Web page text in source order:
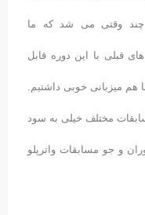
چند وقتی می شد که ما
قبلی با این دوره قابل
هم میزبانی خوبی داشتیم.
مختلف خیلی به سود
و جو مسابقات واترپلو